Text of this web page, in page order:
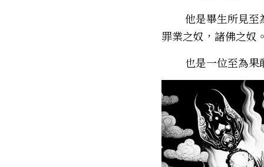
罪業之奴，諸佛之奴
也是一位